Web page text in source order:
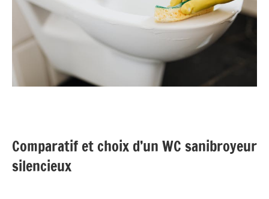
Comparatif et choix d’un WC sanibroyeur
silencieux